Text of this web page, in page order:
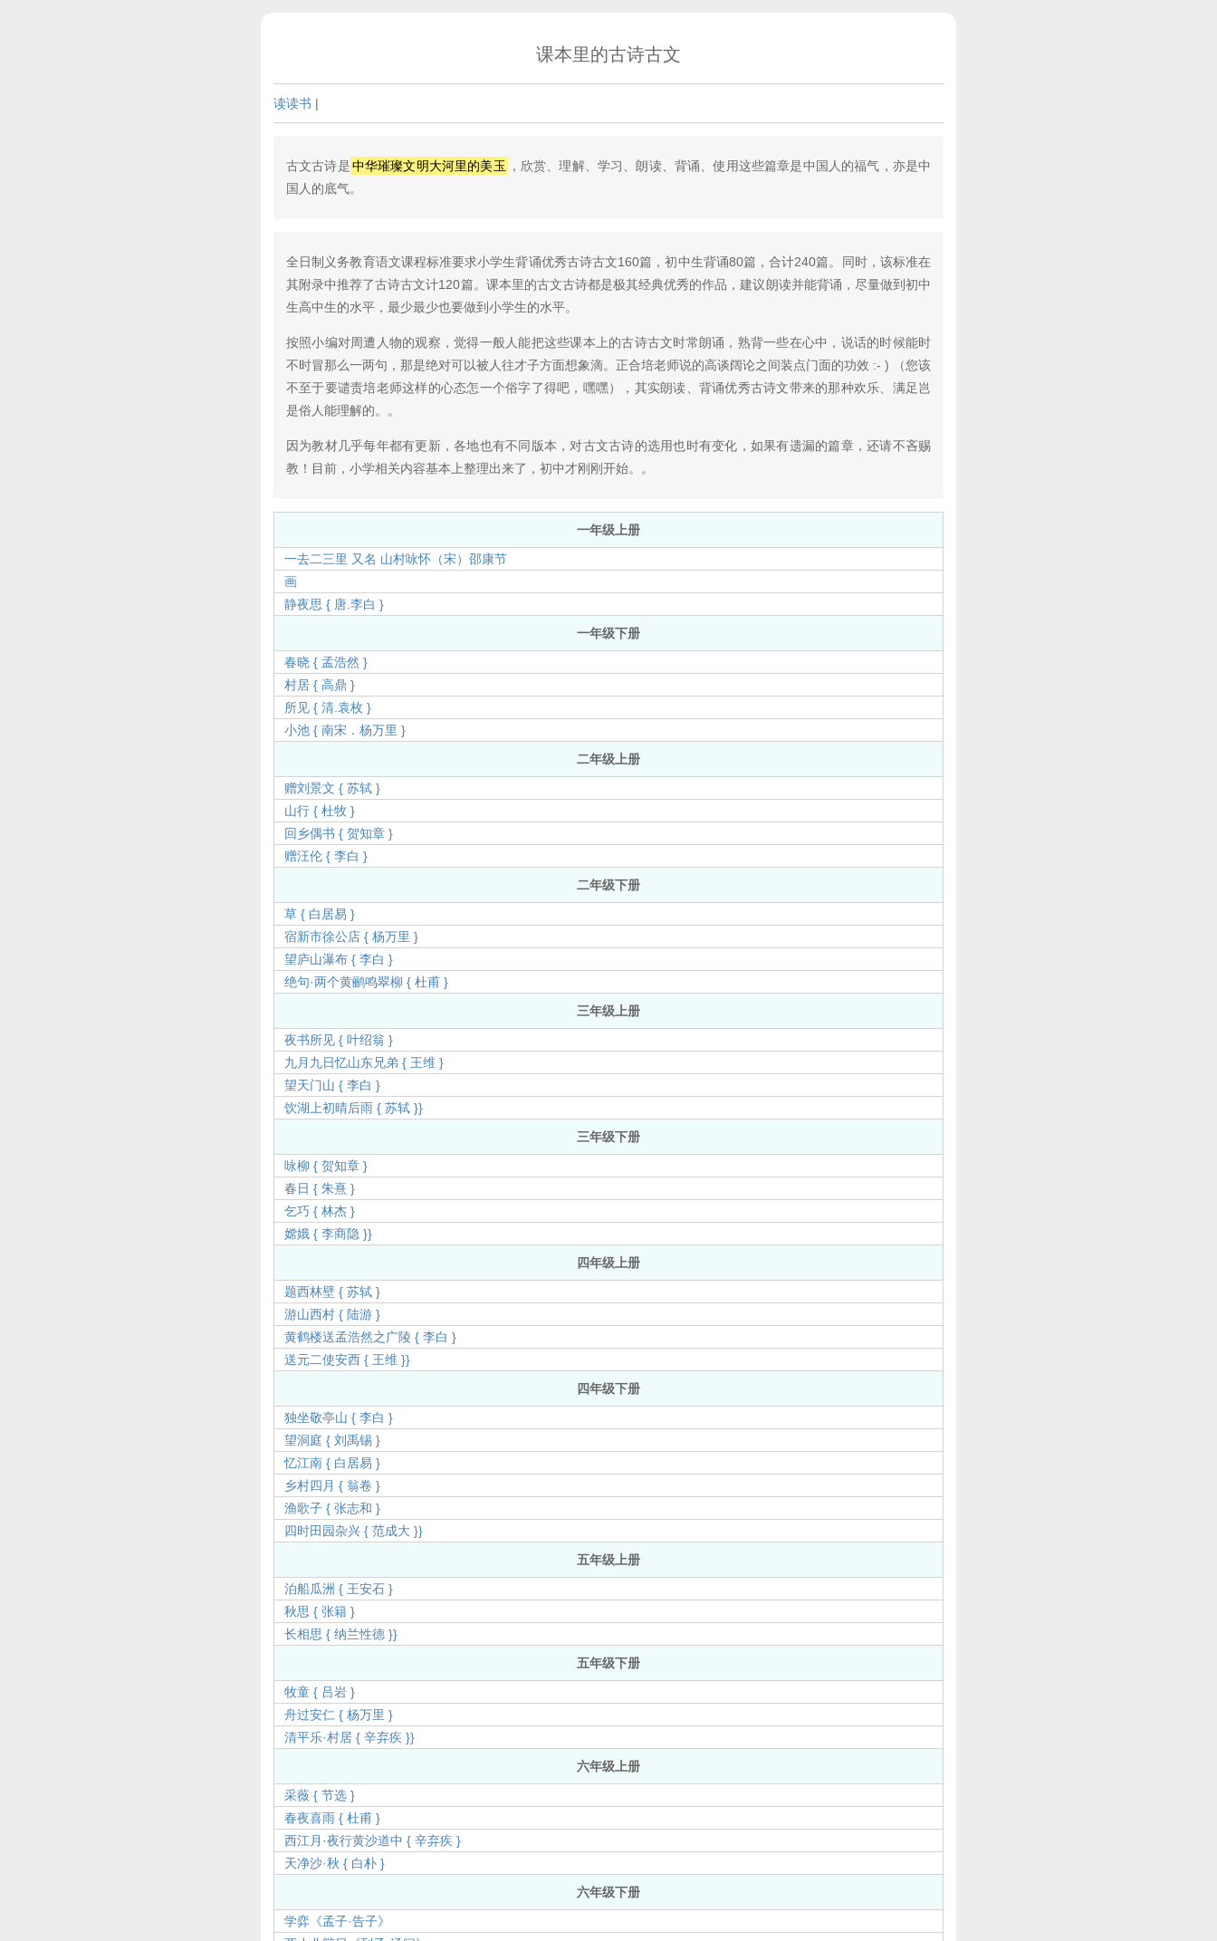
课本里的古诗古文
读读书 |
古文古诗是中华璀璨文明大河里的美玉
，欣赏、理解、学习、朗读、背诵、使用这些篇章是中国人的福气，亦是中
国人的底气。
全日制义务教育语文课程标准要求小学生背诵优秀古诗古文160篇，初中生背诵80篇，合计240篇。同时，该标准在
其附录中推荐了古诗古文计120篇。课本里的古文古诗都是极其经典优秀的作品，建议朗读并能背诵，尽量做到初中
生高中生的水平，最少最少也要做到小学生的水平。
按照小编对周遭人物的观察，觉得一般人能把这些课本上的古诗古文时常朗诵，熟背一些在心中，说话的时候能时
不时冒那么一两句，那是绝对可以被人往才子方面想象滴。正合培老师说的高谈阔论之间装点门面的功效 :- ) （您该
不至于要谴责培老师这样的心态怎一个俗字了得吧，嘿嘿），其实朗读、背诵优秀古诗文带来的那种欢乐、满足岂
是俗人能理解的。。
因为教材几乎每年都有更新，各地也有不同版本，对古文古诗的选用也时有变化，如果有遗漏的篇章，还请不吝赐
教！目前，小学相关内容基本上整理出来了，初中才刚刚开始。。
一年级上册
一去二三里 又名 山村咏怀（宋）邵康节
画
静夜思 { 唐.李白 }
一年级下册
春晓 { 孟浩然 }
村居 { 高鼎 }
所见 { 清.袁枚 }
小池 { 南宋．杨万里 }
二年级上册
赠刘景文 { 苏轼 }
山行 { 杜牧 }
回乡偶书 { 贺知章 }
赠汪伦 { 李白 }
二年级下册
草 { 白居易 }
宿新市徐公店 { 杨万里 }
望庐山瀑布 { 李白 }
绝句·两个黄鹂鸣翠柳 { 杜甫 }
三年级上册
夜书所见 { 叶绍翁 }
九月九日忆山东兄弟 { 王维 }
望天门山 { 李白 }
饮湖上初晴后雨 { 苏轼 }}
三年级下册
咏柳 { 贺知章 }
春日 { 朱熹 }
乞巧 { 林杰 }
嫦娥 { 李商隐 }}
四年级上册
题西林壁 { 苏轼 }
游山西村 { 陆游 }
黄鹤楼送孟浩然之广陵 { 李白 }
送元二使安西 { 王维 }}
四年级下册
独坐敬亭山 { 李白 }
望洞庭 { 刘禹锡 }
忆江南 { 白居易 }
乡村四月 { 翁卷 }
渔歌子 { 张志和 }
四时田园杂兴 { 范成大 }}
五年级上册
泊船瓜洲 { 王安石 }
秋思 { 张籍 }
长相思 { 纳兰性德 }}
五年级下册
牧童 { 吕岩 }
舟过安仁 { 杨万里 }
清平乐·村居 { 辛弃疾 }}
六年级上册
采薇 { 节选 }
春夜喜雨 { 杜甫 }
西江月·夜行黄沙道中 { 辛弃疾 }
天净沙·秋 { 白朴 }
六年级下册
学弈《孟子·告子》